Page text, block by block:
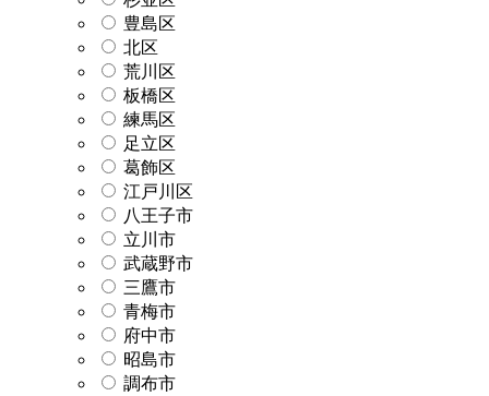
豊島区
北区
荒川区
板橋区
練馬区
足立区
葛飾区
江戸川区
八王子市
立川市
武蔵野市
三鷹市
青梅市
府中市
昭島市
調布市